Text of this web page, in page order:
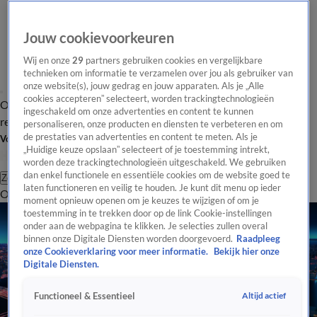
Overzicht Laatste nieuws Regionieuws Het beste van Hart
Tip de
redactie
Volg Hart van Nederland
Zoeken
OverzichtRegioUitzendingenWeerTip de redactiePanelVideo's
Jouw cookievoorkeuren
Wij en onze29 partners gebruiken cookies en vergelijkbare
technieken om informatie te verzamelen over jou als gebruiker van
onze website(s), jouw gedrag en jouw apparaten. Als je „Alle
cookies accepteren” selecteert, worden trackingtechnologieën
ingeschakeld om onze advertenties en content te kunnen
personaliseren, onze producten en diensten te verbeteren en om
de prestaties van advertenties en content te meten. Als je
„Huidige keuze opslaan” selecteert of je toestemming intrekt,
worden deze trackingtechnologieën uitgeschakeld. We gebruiken
dan enkel functionele en essentiële cookies om de website goed te
laten functioneren en veilig te houden. Je kunt dit menu op ieder
moment opnieuw openen om je keuzes te wijzigen of om je
toestemming in te trekken door op de link Cookie-instellingen
onder aan de webpagina te klikken. Je selecties zullen overal
binnen onze Digitale Diensten worden doorgevoerd. Raadpleeg
onze Cookieverklaring voor meer informatie.
Bekijk hier onze
Digitale Diensten.
Functioneel & Essentieel Altijd actief